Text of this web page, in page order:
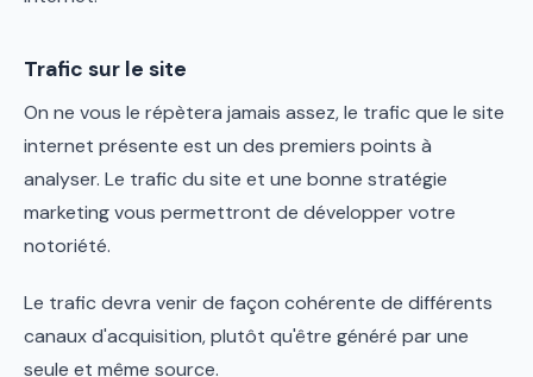
Trafic sur le site
On ne vous le répètera jamais assez, le trafic que le site
internet présente est un des premiers points à
analyser. Le trafic du site et une bonne stratégie
marketing vous permettront de développer votre
notoriété.
Le trafic devra venir de façon cohérente de différents
canaux d'acquisition, plutôt qu'être généré par une
seule et même source.